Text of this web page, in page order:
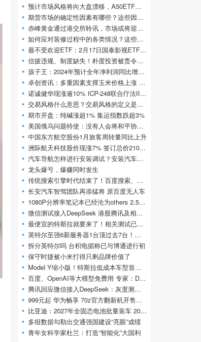
预计市场风格将向大盘漂移，A50ETF华宝（
期货市场的确定性因素有哪些？这些因素如
赤峰黄金通过港交所聆讯，市场或将迎来第
如何应对装修过程中的各类情况？这些情况
最不受欢迎ETF：2月17日国泰影视ETF净流出额
信披违规、制度缺失！朴度投资被责令改正
孩子王：2024年预计全年净利润同比增长5
卓创资讯：多重因素支撑玉米价格上涨 2月
诺诚健华现涨逾10% ICP-248联合疗法III期临床
交易风格什么意思？交易风格的定义是什么
期市开盘：纯碱涨超1% 集运指数跌超3%
美国俄乌问题特使：没有人会将和平协议强
中国东方航空股份1月旅客周转量同比上升
洲际航天科技股价现涨7% 签订总价2100万美
汽车导航怎样进行安装调试？安装汽车导航
龙头爆亏，爆赚同时发生
传统搜索引擎时代结束了！百度搜索、百度
长安汽车智驾团队再添猛将 原百度无人车
1080P分辨率笔记本已经沦为others 2.5K占比达
微信测试接入DeepSeek 港股腾讯及相关概念股
最便宜的特斯拉就要来了！相关测试已开始
英特尔至强6新服务器1台顶过去7台！花开两
拆分英特尔吗 台积电据称已与博通进行初
保守时捷被小米打得只剩品牌价值了
Model Y缩小版！特斯拉低成本车型首次曝光
百度、OpenAI等大模型免费用 专家：DeepSee
腾讯回应微信接入DeepSeek：灰度测试 免费使
999元起 华为畅享 70z官方翻新机开售：麒麟
比亚迪：2027年全固态电池批量装车 2030年大
多组数据勾勒出交通强国建设“亮眼”成绩
青年女科学家杜兰：打造“智能化”大国利